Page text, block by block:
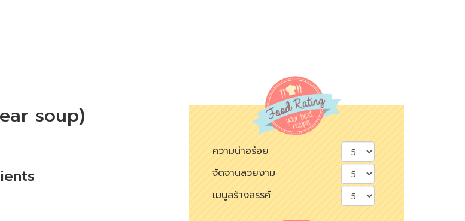
soup)
ความน่าอร่อย
จัดจานสวยงาม
เมนูสร้างสรรค์